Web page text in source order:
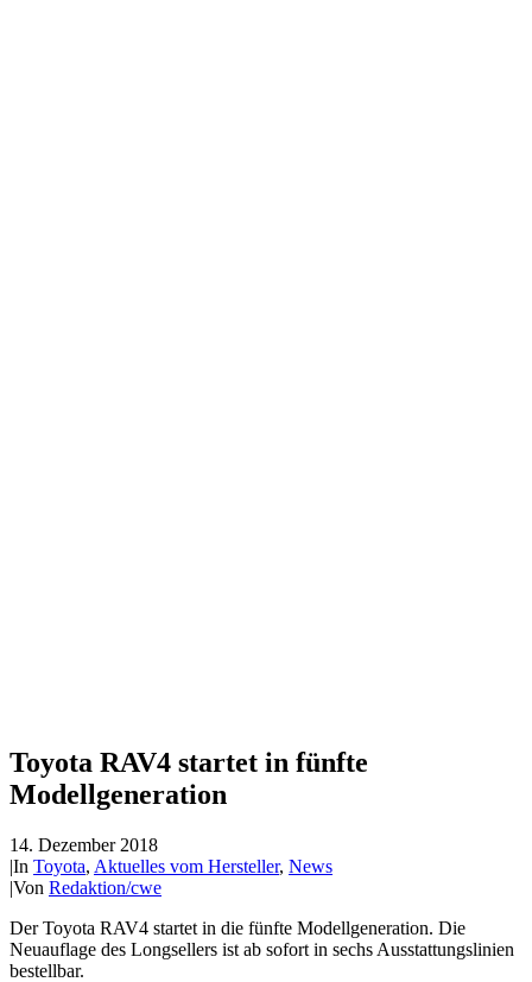
Toyota RAV4 startet in fünfte
Modellgeneration
14. Dezember 2018
|In Toyota, Aktuelles vom Hersteller, News
|Von Redaktion/cwe
Der Toyota RAV4 startet in die fünfte Modellgeneration. Die
Neuauflage des Longsellers ist ab sofort in sechs Ausstattungslinien
bestellbar.